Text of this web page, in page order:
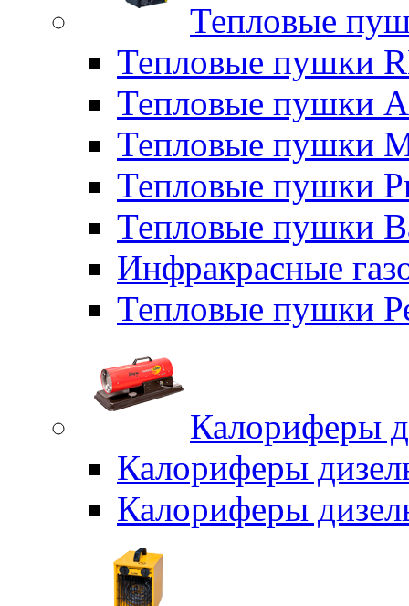
Тепловые
Тепловые пушки
Тепловые пушки
Тепловые пушки
Тепловые пушки
Тепловые пушки
Инфракрасные
Тепловые пушки
Калориферы
Калориферы
Калориферы